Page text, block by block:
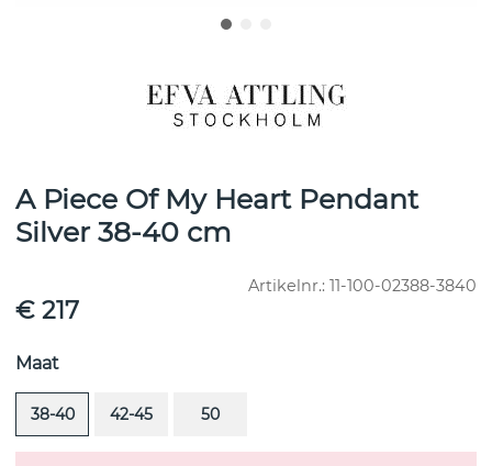
A Piece Of My Heart Pendant
Silver 38-40 cm
Artikelnr.: 11-100-02388-3840
€ 217
Maat
38-40 42-45 50